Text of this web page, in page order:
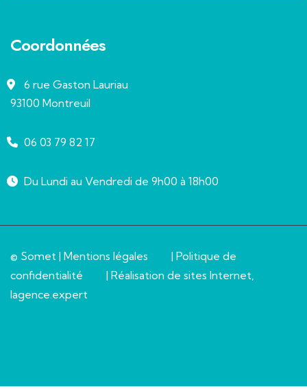
Coordonnées
6 rue Gaston Lauriau
93100 Montreuil
06 03 79 82 17
Du Lundi au Vendredi de 9h00 à 18h00
© Somet | Mentions légales | Politique de
confidentialité
| Réalisation de sites Internet,
lagence.expert